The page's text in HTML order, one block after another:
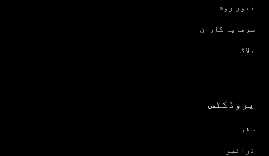
نیوز روم
سرمایہ کاران
بلاگ
پروڈکٹس
سفر
ڈرائیو